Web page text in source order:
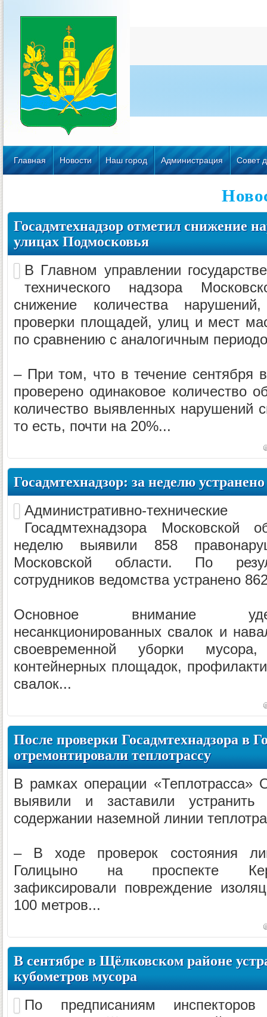
Главная Новости Наш город Администрация Совет
Госадмтехнадзор отметил снижение
улицах Подмосковья
В Главном управлении
технического надзора
снижение количества
проверки площадей, улиц и мест
по сравнению с аналогичным
– При том, что в течение сентября
проверено одинаковое количество
количество выявленных нарушений
то есть, почти на 20%...
Госадмтехнадзор: за неделю
Административно-
Госадмтехнадзора Московской
неделю выявили 858
Московской области. По
сотрудников ведомства устранено
Основное внимание
несанкционированных свалок и
своевременной уборки
контейнерных площадок,
свалок...
После проверки Госадмтехнадзора в
отремонтировали теплотрассу
В рамках операции «Теплотрасса»
выявили и заставили
содержании наземной линии
– В ходе проверок состояния
Голицыно на проспекте
зафиксировали повреждение
100 метров...
В сентябре в Щёлковском районе
кубометров мусора
По предписаниям инспекторов